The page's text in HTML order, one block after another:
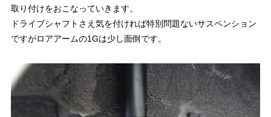
取り付けをおこなっていきます。
ドライブシャフトさえ気を付ければ特別問題ないサスペンション
ですがロアアームの1Gは少し面倒です。